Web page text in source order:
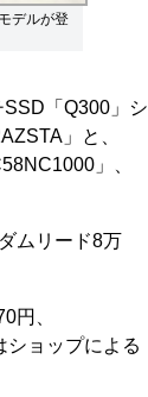
デルが登
「Q300」シ
」と、
」、
ムリード8万
円、
ショップによる